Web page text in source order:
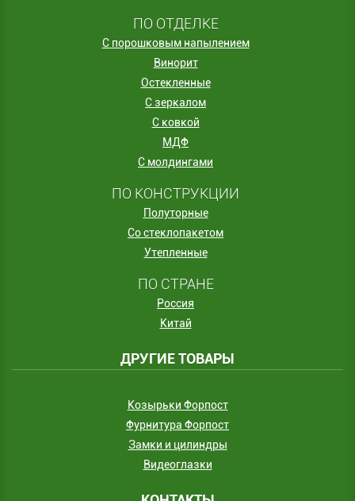
ПО ОТДЕЛКЕ
С порошковым напылением
Винорит
Остекленные
С зеркалом
С ковкой
МДФ
С молдингами
ПО КОНСТРУКЦИИ
Полуторные
Со стеклопакетом
Утепленные
ПО СТРАНЕ
Россия
Китай
ДРУГИЕ ТОВАРЫ
Козырьки Форпост
Фурнитура Форпост
Замки и цилиндры
Видеоглазки